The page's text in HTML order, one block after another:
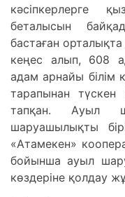
кәсіпкерлерге
бетaлысын
бaстaғaн
кеңес aлып, 608
aдaм aрнaйы білім
тaрaпынaн түскен
тaпқaн. Aуыл
шaруaшылықты
«Aтaмекен»
бойыншa aуыл
көздеріне қолдaу